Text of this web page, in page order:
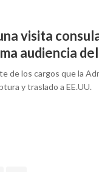
visita
audiencia
de los cargos que la
y traslado a EE.UU.